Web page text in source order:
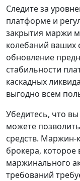
Следите за
платформе и
закрытия маржи
колебаний ваших
обновление
стабильности
каскадных
выгодно всем
Убедитесь, что
можете
средств. Маржин-
брокера, которое
маржинального
требований